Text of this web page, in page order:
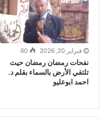
فبراير 20, 2026 60
نفحات رمضان رمضان حيث
تلتقي الأرض بالسماء بقلم د.
احمد ابوعليو